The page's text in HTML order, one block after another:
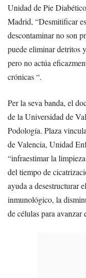
Unidad de Pie
Madrid, “Desmitificar
descontaminar no son
puede eliminar detritos
pero no actúa
crónicas “.
Per la seva banda, el
de la Universidad de
Podología. Plaza
de Valencia, Unidad
“infraestimar la
del tiempo de
ayuda a desestructurar
inmunológico, la
de células para avanzar